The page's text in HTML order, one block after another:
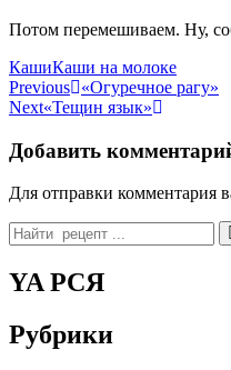
Потом перемешиваем. Ну,
Categories
КашиTags
Каши на молоке
Навигация
по
записям
Previous
«Огуречное рагу»
Next«Тещин язык»
Добавить
Для отправки комментария
Search
for:
YA РСЯ
Рубрики